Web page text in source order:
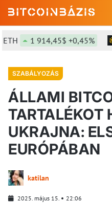
1 914,45$ +0,45%
SZABÁLYOZÁS
ÁLLAMI
TARTALÉKOT
UKRAJNA:
EURÓPÁBAN
katilan
2025. május 15.
22:06